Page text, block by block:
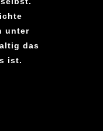
unter
das
ist.